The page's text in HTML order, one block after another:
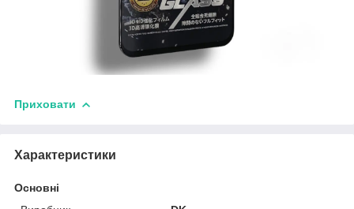
Приховати
Характеристики
Основні